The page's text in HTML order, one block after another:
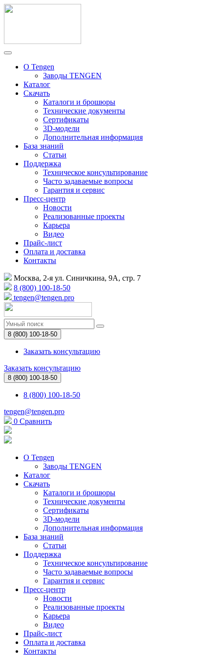
О Tengen
Заводы TENGEN
Каталог
Скачать
Каталоги и брошюры
Технические документы
Сертификаты
3D-модели
Дополнительная информация
База знаний
Статьи
Поддержка
Техническое консультирование
Часто задаваемые вопросы
Гарантия и сервис
Пресс-центр
Новости
Реализованные проекты
Карьера
Видео
Прайс-лист
Оплата и доставка
Контакты
Москва, 2-я ул. Синичкина, 9А, стр. 7
8 (800) 100-18-50
tengen@tengen.pro
8 (800) 100-18-50
Заказать консультацию
Заказать консультацию
8 (800) 100-18-50
8 (800) 100-18-50
tengen@tengen.pro
0 Сравнить
О Tengen
Заводы TENGEN
Каталог
Скачать
Каталоги и брошюры
Технические документы
Сертификаты
3D-модели
Дополнительная информация
База знаний
Статьи
Поддержка
Техническое консультирование
Часто задаваемые вопросы
Гарантия и сервис
Пресс-центр
Новости
Реализованные проекты
Карьера
Видео
Прайс-лист
Оплата и доставка
Контакты